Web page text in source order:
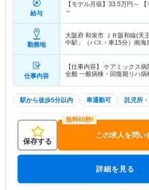
給与
【モデル月収】 33.5万円～
～
勤務地
大阪府 和泉市 ＪＲ阪和線(天
中駅」（バス・車15分）南海
仕事内容
【仕事内容】 ケアミックス
全般 一般病棟・回復期リハ
駅から徒歩5分以内 車通勤可 託児所
保存する
この求人を問い
詳細を見る